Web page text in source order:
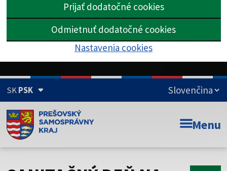
Prijať dodatočné cookies
Odmietnuť dodatočné cookies
Nastavenia cookies
SKPSK
Doména psk.sk je oficiálna
Toto je oficiálna webová stránka Prešovského
Menu